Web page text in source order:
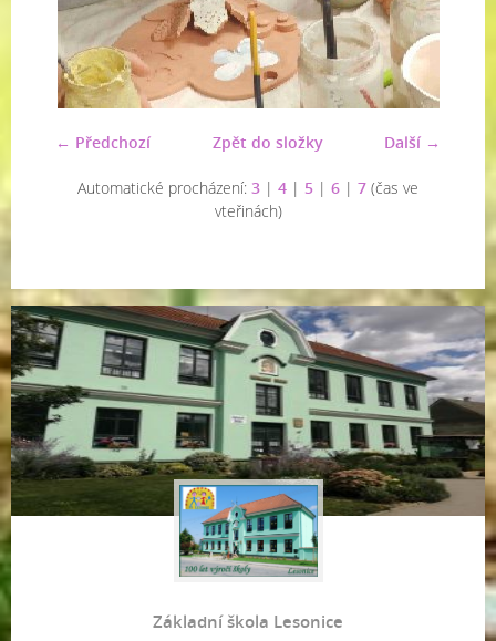
← Předchozí Další →
Zpět do složky
Automatické procházení: 3 | 4 | 5 | 6 | 7 (čas ve
vteřinách)
Základní škola Lesonice